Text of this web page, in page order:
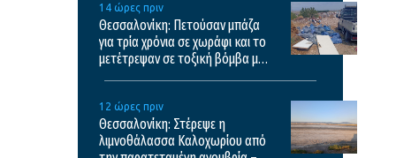
14 ώρες πριν
Θεσσαλονίκη: Πετούσαν μπάζα
για τρία χρόνια σε χωράφι και το
μετέτρεψαν σε τοξική βόμβα με
12 ώρες πριν
Θεσσαλονίκη: Στέρεψε η
λιμνοθάλασσα Καλοχωρίου από